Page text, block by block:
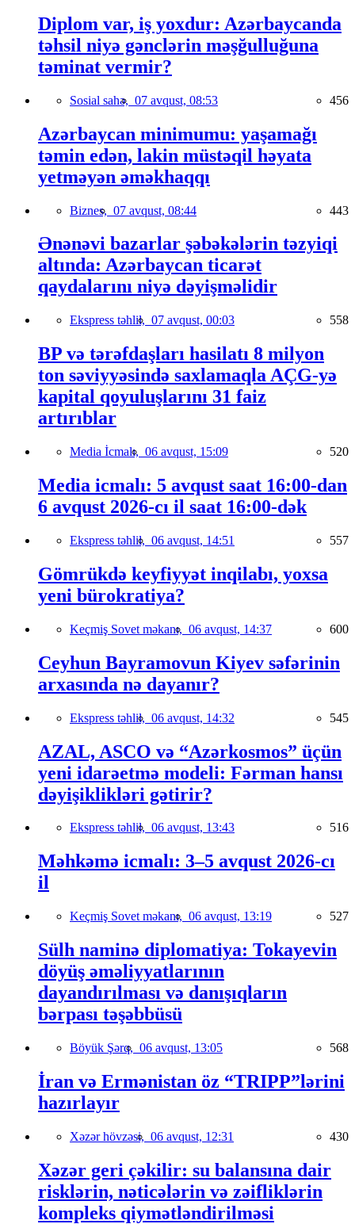
Diplom var, iş yoxdur: Azərbaycanda
təhsil niyə gənclərin məşğulluğuna
təminat vermir?
Sosial sahə, 07 avqust, 08:53 456
Azərbaycan minimumu: yaşamağı
təmin edən, lakin müstəqil həyata
yetməyən əməkhaqqı
Biznes, 07 avqust, 08:44 443
Ənənəvi bazarlar şəbəkələrin təzyiqi
altında: Azərbaycan ticarət
qaydalarını niyə dəyişməlidir
Ekspress təhlil, 07 avqust, 00:03 558
BP və tərəfdaşları hasilatı 8 milyon
ton səviyyəsində saxlamaqla AÇG-yə
kapital qoyuluşlarını 31 faiz
artırıblar
Media İcmalı, 06 avqust, 15:09 520
Media icmalı: 5 avqust saat 16:00-dan
6 avqust 2026-cı il saat 16:00-dək
Ekspress təhlil, 06 avqust, 14:51 557
Gömrükdə keyfiyyət inqilabı, yoxsa
yeni bürokratiya?
Keçmiş Sovet məkanı, 06 avqust, 14:37 600
Ceyhun Bayramovun Kiyev səfərinin
arxasında nə dayanır?
Ekspress təhlil, 06 avqust, 14:32 545
AZAL, ASCO və “Azərkosmos” üçün
yeni idarəetmə modeli: Fərman hansı
dəyişiklikləri gətirir?
Ekspress təhlil, 06 avqust, 13:43 516
Məhkəmə icmalı: 3–5 avqust 2026-cı
il
Keçmiş Sovet məkanı, 06 avqust, 13:19 527
Sülh naminə diplomatiya: Tokayevin
döyüş əməliyyatlarının
dayandırılması və danışıqların
bərpası təşəbbüsü
Böyük Şərq, 06 avqust, 13:05 568
İran və Ermənistan öz “TRIPP”lərini
hazırlayır
Xəzər hövzəsi, 06 avqust, 12:31 430
Xəzər geri çəkilir: su balansına dair
risklərin, nəticələrin və zəifliklərin
kompleks qiymətləndirilməsi